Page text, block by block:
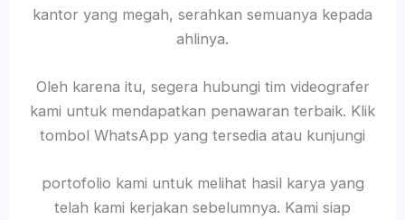
kantor yang megah, serahkan semuanya kepada
ahlinya.
Oleh karena itu, segera hubungi tim videografer
kami untuk mendapatkan penawaran terbaik. Klik
tombol WhatsApp yang tersedia atau kunjungi
portofolio kami untuk melihat hasil karya yang
telah kami kerjakan sebelumnya. Kami siap